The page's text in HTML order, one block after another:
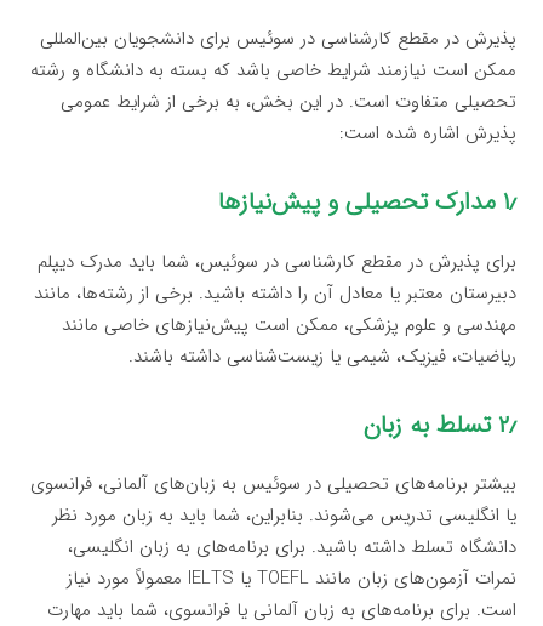
پذیرش در مقطع کارشناسی در سوئیس برای دانشجویان بین‌المللی
ممکن است نیازمند شرایط خاصی باشد که بسته به دانشگاه و رشته
تحصیلی متفاوت است. در این بخش، به برخی از شرایط عمومی
پذیرش اشاره شده است:
۱٫ مدارک تحصیلی و پیش‌نیازها
برای پذیرش در مقطع کارشناسی در سوئیس، شما باید مدرک دیپلم
دبیرستان معتبر یا معادل آن را داشته باشید. برخی از رشته‌ها، مانند
مهندسی و علوم پزشکی، ممکن است پیش‌نیازهای خاصی مانند
ریاضیات، فیزیک، شیمی یا زیست‌شناسی داشته باشند.
۲٫ تسلط به زبان
بیشتر برنامه‌های تحصیلی در سوئیس به زبان‌های آلمانی، فرانسوی
یا انگلیسی تدریس می‌شوند. بنابراین، شما باید به زبان مورد نظر
دانشگاه تسلط داشته باشید. برای برنامه‌های به زبان انگلیسی،
نمرات آزمون‌های زبان مانند TOEFL یا IELTS معمولاً مورد نیاز
است. برای برنامه‌های به زبان آلمانی یا فرانسوی، شما باید مهارت